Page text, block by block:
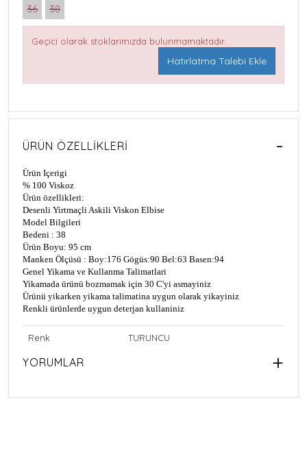
36 38
Geçici olarak stoklarımızda bulunmamaktadır.
Hatırlatma Talebi Ekle
ÜRÜN ÖZELLIKLERI
Ürün Içerigi
% 100 Viskoz
Ürün özellikleri:
Desenli Yirtmaçli Askili Viskon Elbise
Model Bilgileri
Bedeni : 38
Ürün Boyu: 95 cm
Manken Ölçüsü : Boy:176 Gögüs:90 Bel:63 Basen:94
Genel Yikama ve Kullanma Talimatlari
Yikamada ürünü bozmamak için 30 C'yi asmayiniz
Ürünü yikarken yikama talimatina uygun olarak yikayiniz
Renkli ürünlerde uygun deterjan kullaniniz
Renk TURUNCU
YORUMLAR